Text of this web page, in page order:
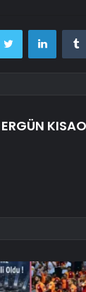
Twitter
ERGÜN